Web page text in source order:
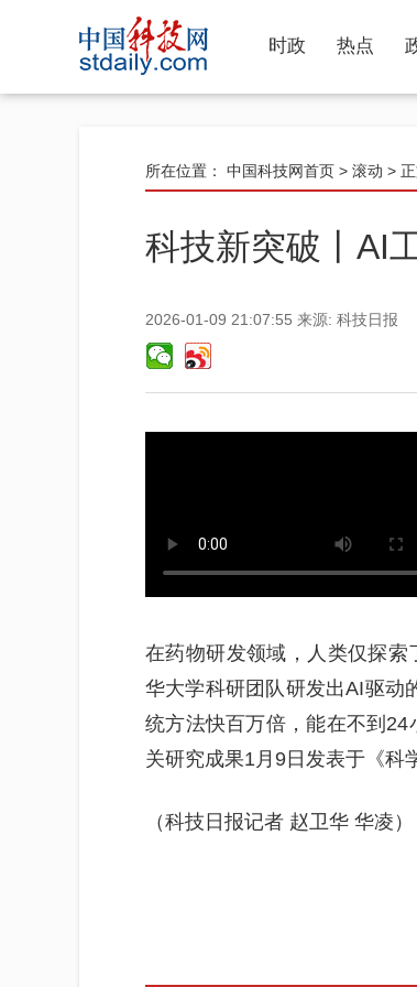
时政 热点
所在位置： 中国科技网首页 > 滚动 >
科技新突破丨AI
2026-01-09 21:07:55 来源: 科技日报
在药物研发领域，人类仅探
华大学科研团队研发出AI驱动
统方法快百万倍，能在不到
关研究成果1月9日发表于《科
（科技日报记者 赵卫华 华凌）